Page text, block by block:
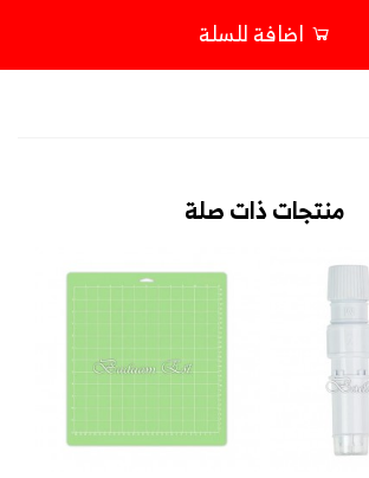
اضافة للسلة
منتجات ذات صلة